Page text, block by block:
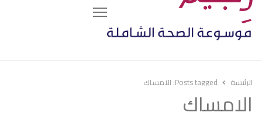
Menu
الرئيسة Posts tagged: الامساك
الامساك